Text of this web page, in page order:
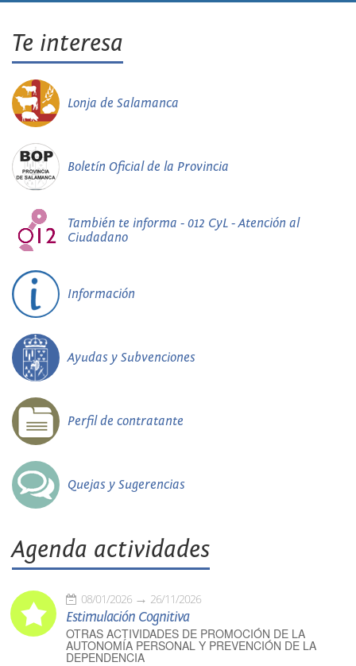
Te interesa
Lonja de Salamanca
Boletín Oficial de la Provincia
También te informa - 012 CyL - Atención al
Ciudadano
Información
Ayudas y Subvenciones
Perfil de contratante
Quejas y Sugerencias
Agenda actividades
08/01/2026 26/11/2026
Estimulación Cognitiva
OTRAS ACTIVIDADES DE PROMOCIÓN DE LA
AUTONOMÍA PERSONAL Y PREVENCIÓN DE LA
DEPENDENCIA